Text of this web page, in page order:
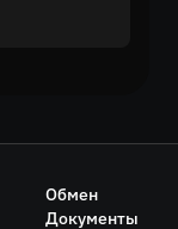
Обмен
Документы